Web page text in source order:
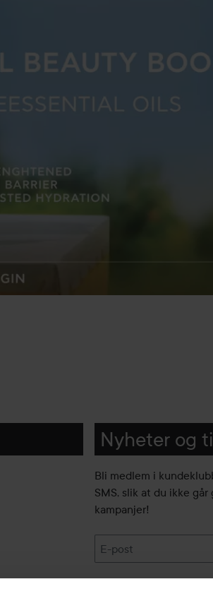
Nyheter og
Bli medlem i
SMS, slik at du ikke
kampanjer!
E-post